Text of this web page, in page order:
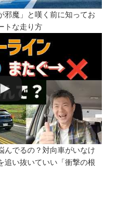
邪魔」と嘆く前に知ってお
トな走り方
んでるの？対向車がいなけ
追い抜いていい「衝撃の根